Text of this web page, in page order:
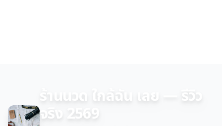
ร้านนวด ใกล้ฉัน เลย — รีวิว
จริง 2569